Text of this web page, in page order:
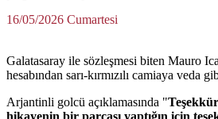
16/05/2026 Cumartesi
Galatasaray ile sözleşmesi biten Mauro
hesabından sarı-kırmızılı camiaya veda
Arjantinli golcü açıklamasında "
hikayenin bir parçası yaptığın için